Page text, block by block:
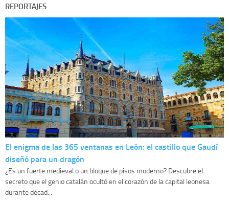
REPORTAJES
El enigma de las 365 ventanas en León: el castillo que Gaudí
diseñó para un dragón
¿Es un fuerte medieval o un bloque de pisos moderno? Descubre el
secreto que el genio catalán ocultó en el corazón de la capital leonesa
durante décad...